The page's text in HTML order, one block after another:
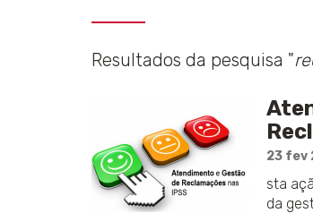
Resultados da pesquisa "
23 fev
sta
da